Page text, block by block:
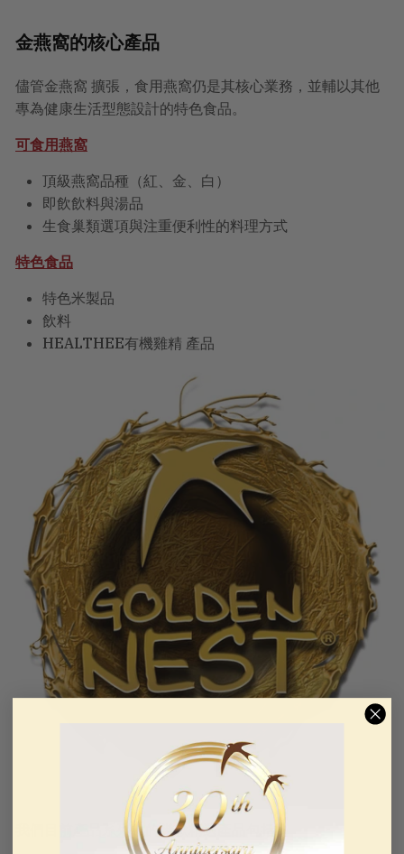
金燕窩的核心產品
儘管金燕窩 擴張，食用燕窩仍是其核心業務，並輔以其他
專為健康生活型態設計的特色食品。
可食用燕窩
頂級燕窩品種（紅、金、白）
即飲飲料與湯品
生食巢類選項與注重便利性的料理方式
特色食品
特色米製品
飲料
HEALTHEE有機雞精 產品
我們目前產品系列中的幾款精選產品包括：